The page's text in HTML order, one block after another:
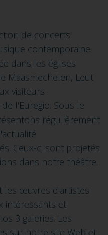
de concerts
contemporaine
dans les églises
Maasmechelen, Leut
visiteurs
l'Euregio. Sous le
régulièrement
Ceux-ci sont projetés
dans notre théâtre.
les œuvres d'artistes
intéressants et
3 galeries. Les
sur notre site Web et